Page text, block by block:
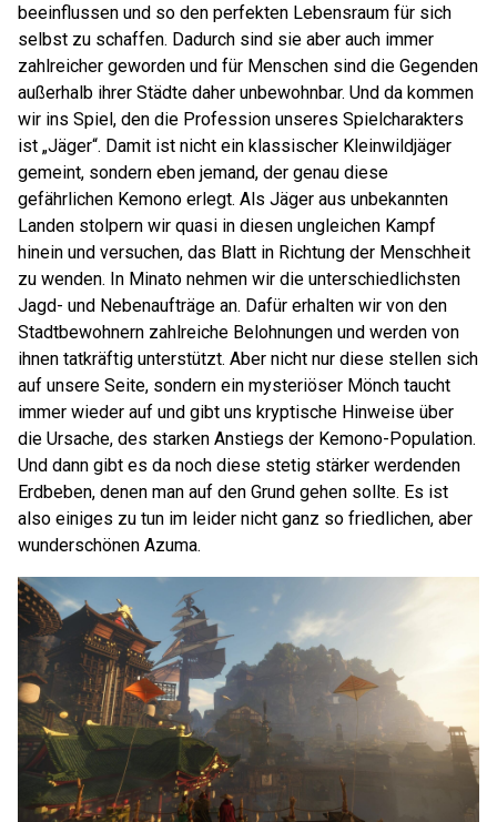
beeinflussen und so den perfekten Lebensraum für sich
selbst zu schaffen. Dadurch sind sie aber auch immer
zahlreicher geworden und für Menschen sind die Gegenden
außerhalb ihrer Städte daher unbewohnbar. Und da kommen
wir ins Spiel, den die Profession unseres Spielcharakters
ist „Jäger“. Damit ist nicht ein klassischer Kleinwildjäger
gemeint, sondern eben jemand, der genau diese
gefährlichen Kemono erlegt. Als Jäger aus unbekannten
Landen stolpern wir quasi in diesen ungleichen Kampf
hinein und versuchen, das Blatt in Richtung der Menschheit
zu wenden. In Minato nehmen wir die unterschiedlichsten
Jagd- und Nebenaufträge an. Dafür erhalten wir von den
Stadtbewohnern zahlreiche Belohnungen und werden von
ihnen tatkräftig unterstützt. Aber nicht nur diese stellen sich
auf unsere Seite, sondern ein mysteriöser Mönch taucht
immer wieder auf und gibt uns kryptische Hinweise über
die Ursache, des starken Anstiegs der Kemono-Population.
Und dann gibt es da noch diese stetig stärker werdenden
Erdbeben, denen man auf den Grund gehen sollte. Es ist
also einiges zu tun im leider nicht ganz so friedlichen, aber
wunderschönen Azuma.